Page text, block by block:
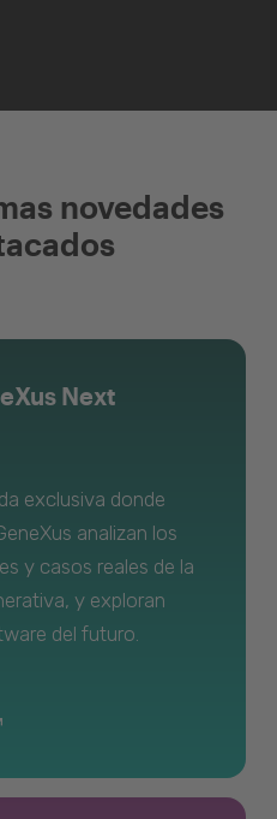
novedades
Next
exclusiva donde
analizan los
y casos reales de la
y exploran
del futuro.